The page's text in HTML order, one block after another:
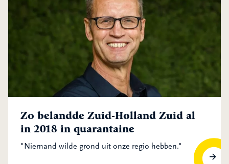
Zo belandde Zuid-Holland Zuid al
in 2018 in quarantaine
"Niemand wilde grond uit onze regio hebben."
Zo belandde Zuid-Holland Zuid al in 2018 in quarantaine